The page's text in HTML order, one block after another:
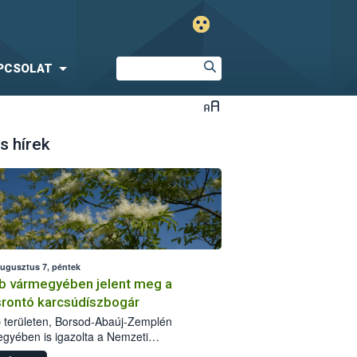
hírek
7, péntek
vármegyében jelent meg a
karcsúdíszbogár
területen, Borsod-Abaúj-Zemplén
is igazolta a Nemzeti
biztonsági Hivatal (Nébih) a